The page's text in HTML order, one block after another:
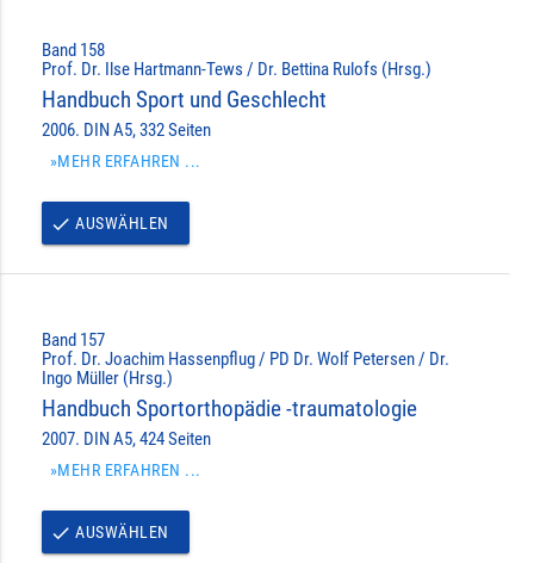
Band 158
Prof. Dr. Ilse Hartmann-Tews / Dr. Bettina Rulofs (Hrsg.)
Handbuch Sport und Geschlecht
2006. DIN A5, 332 Seiten
»MEHR ERFAHREN ...
done AUSWÄHLEN
Band 157
Prof. Dr. Joachim Hassenpflug / PD Dr. Wolf Petersen / Dr.
Ingo Müller (Hrsg.)
Handbuch Sportorthopädie -traumatologie
2007. DIN A5, 424 Seiten
»MEHR ERFAHREN ...
done AUSWÄHLEN